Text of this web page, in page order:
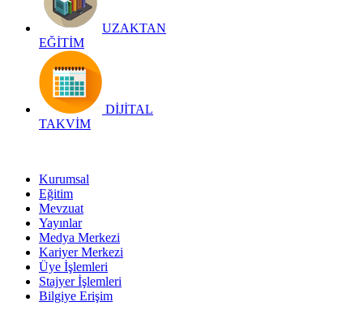
UZAKTAN
EĞİTİM
DİJİTAL
TAKVİM
Kurumsal
Eğitim
Mevzuat
Yayınlar
Medya Merkezi
Kariyer Merkezi
Üye İşlemleri
Stajyer İşlemleri
Bilgiye Erişim